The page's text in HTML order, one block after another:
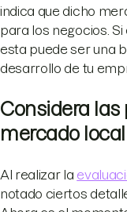
indica que dicho
para los negocios.
esta puede ser una
desarrollo de tu
Considera las
mercado local
Al realizar la
notado ciertos